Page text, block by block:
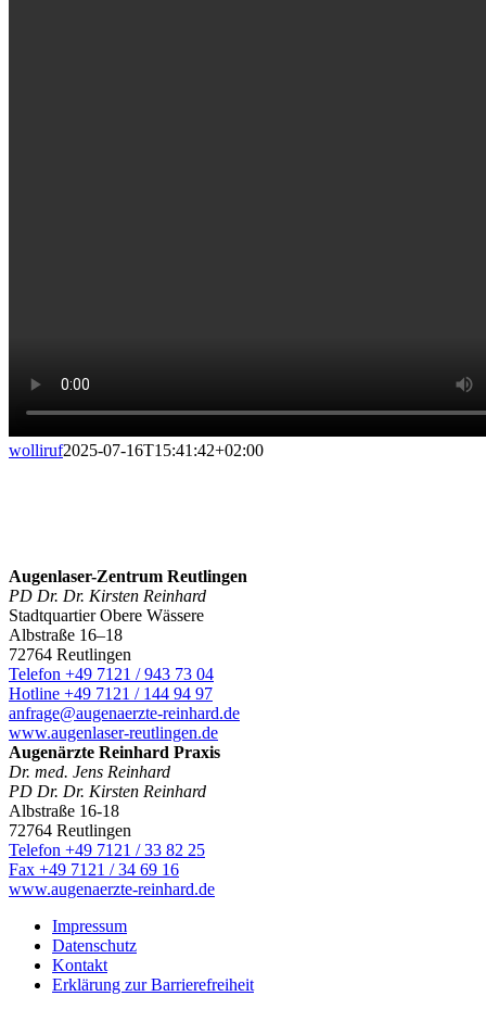
wolliruf2025-07-16T15:41:42+02:00
Augenlaser-Zentrum Reutlingen
PD Dr. Dr. Kirsten Reinhard
Stadtquartier Obere Wässere
Albstraße 16–18
72764 Reutlingen
Telefon +49 7121 / 943 73 04
Hotline +49 7121 / 144 94 97
anfrage@augenaerzte-reinhard.de
www.augenlaser-reutlingen.de
Augenärzte Reinhard Praxis
Dr. med. Jens Reinhard
PD Dr. Dr. Kirsten Reinhard
Albstraße 16-18
72764 Reutlingen
Telefon +49 7121 / 33 82 25
Fax +49 7121 / 34 69 16
www.augenaerzte-reinhard.de
Impressum
Datenschutz
Kontakt
Erklärung zur Barrierefreiheit